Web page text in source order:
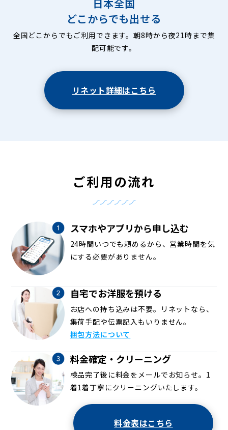
日本全国
どこからでも出せる
全国どこからでもご利用できます。朝8時から夜21時まで集
配可能です。
リネット詳細はこちら
ご利用の流れ
スマホやアプリから申し込む
24時間いつでも頼めるから、営業時間を気
にする必要がありません。
自宅でお洋服を預ける
お店への持ち込みは不要。リネットなら、
集荷手配や伝票記入もいりません。
梱包方法について
料金確定・クリーニング
検品完了後に料金をメールでお知らせ。1
着1着丁寧にクリーニングいたします。
料金表はこちら